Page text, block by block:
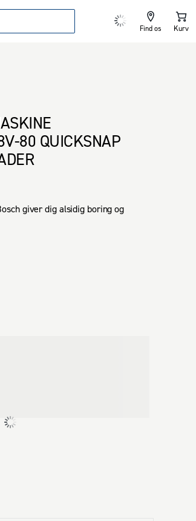
Find os Kurv
80 QUICKSNAP
giver dig alsidig boring og